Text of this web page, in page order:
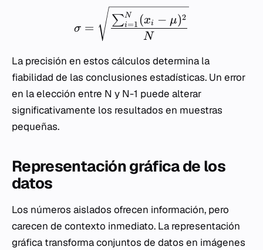
σ =
N
∑i=1
N (xi − μ)2
La precisión en estos cálculos determina la
fiabilidad de las conclusiones estadísticas. Un error
en la elección entre N y N-1 puede alterar
significativamente los resultados en muestras
pequeñas.
Representación gráfica de los
datos
Los números aislados ofrecen información, pero
carecen de contexto inmediato. La representación
gráfica transforma conjuntos de datos en imágenes